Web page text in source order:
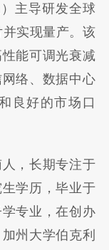
主导研发全球
实现量产。该
能可调光衰减
络、数据中心
良好的市场口
，长期专注于
学历，毕业于
专业，在创办
州大学伯克利